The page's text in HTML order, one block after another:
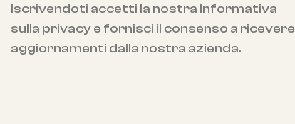
Iscrivendoti accetti la nostra Informativa
sulla privacy e fornisci il consenso a ricevere
aggiornamenti dalla nostra azienda.